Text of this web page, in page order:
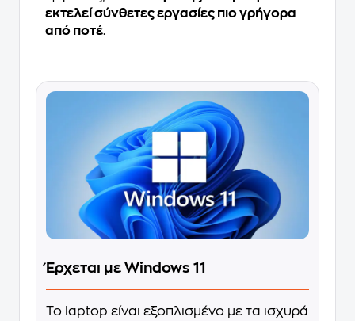
εκτελεί σύνθετες εργασίες πιο γρήγορα
από ποτέ.
Έρχεται με Windows 11
Το laptop είναι εξοπλισμένο με τα ισχυρά